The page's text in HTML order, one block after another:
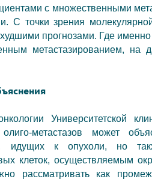
с множественными
С точки зрения
прогнозами. Где
метастазированием, на
Университетской
метастазов может
идущих к опухоли, но
клеток, осуществляемым
рассматривать как